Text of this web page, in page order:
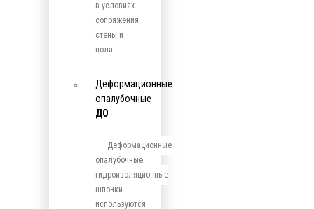
в условиях
сопряжения
стены и
пола.
Деформационные
опалубочные
ДО
Деформационные
опалубочные
гидроизоляционные
шпонки
используются